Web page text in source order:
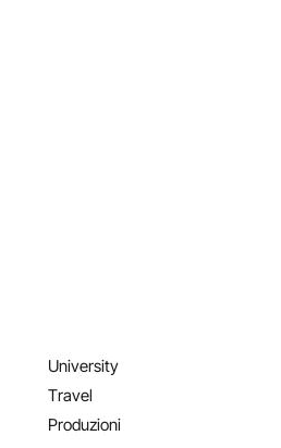
University
Travel
Produzioni